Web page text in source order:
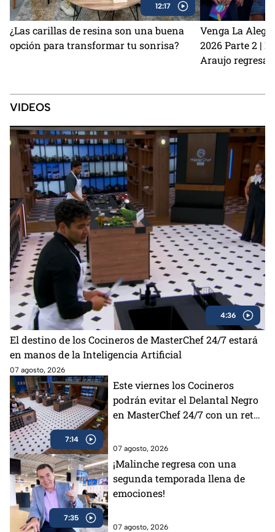
12:17
¿Las carillas de resina son una buena
opción para transformar tu sonrisa?
Venga La
2026 Parte 2 |
Araujo
VIDEOS
4:36
El destino de los Cocineros de MasterChef 24/7 estará
en manos de la Inteligencia Artificial
07 agosto, 2026
7:14
Este viernes los Cocineros
podrán evitar el Delantal Negro
en MasterChef 24/7 con un reto
comunes
07 agosto, 2026
7:35
¡Malinche regresa con una
segunda temporada llena de
emociones!
07 agosto, 2026